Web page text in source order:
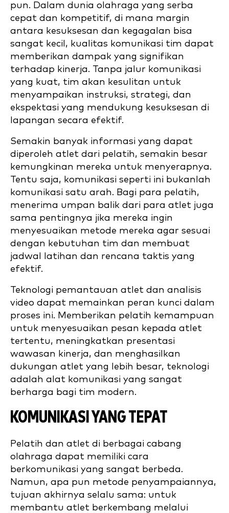
pun. Dalam dunia olahraga yang serba
cepat dan kompetitif, di mana margin
antara kesuksesan dan kegagalan bisa
sangat kecil, kualitas komunikasi tim dapat
memberikan dampak yang signifikan
terhadap kinerja. Tanpa jalur komunikasi
yang kuat, tim akan kesulitan untuk
menyampaikan instruksi, strategi, dan
ekspektasi yang mendukung kesuksesan di
lapangan secara efektif.
Semakin banyak informasi yang dapat
diperoleh atlet dari pelatih, semakin besar
kemungkinan mereka untuk menyerapnya.
Tentu saja, komunikasi seperti ini bukanlah
komunikasi satu arah. Bagi para pelatih,
menerima umpan balik dari para atlet juga
sama pentingnya jika mereka ingin
menyesuaikan metode mereka agar sesuai
dengan kebutuhan tim dan membuat
jadwal latihan dan rencana taktis yang
efektif.
Teknologi pemantauan atlet dan analisis
video dapat memainkan peran kunci dalam
proses ini. Memberikan pelatih kemampuan
untuk menyesuaikan pesan kepada atlet
tertentu, meningkatkan presentasi
wawasan kinerja, dan menghasilkan
dukungan atlet yang lebih besar, teknologi
adalah alat komunikasi yang sangat
berharga bagi tim modern.
KOMUNIKASI YANG TEPAT
Pelatih dan atlet di berbagai cabang
olahraga dapat memiliki cara
berkomunikasi yang sangat berbeda.
Namun, apa pun metode penyampaiannya,
tujuan akhirnya selalu sama: untuk
membantu atlet berkembang melalui